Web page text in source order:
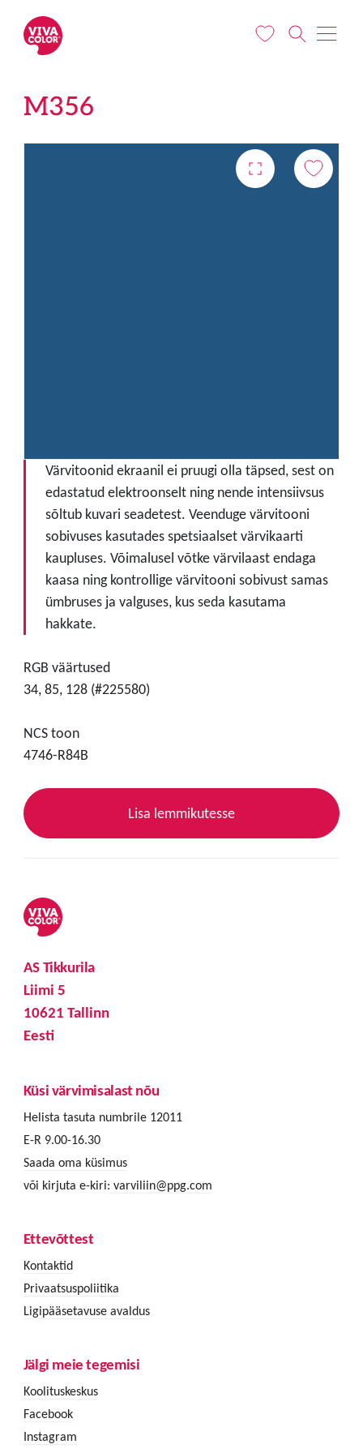
M356
Värvitoonid ekraanil ei pruugi olla täpsed, sest on
edastatud elektroonselt ning nende intensiivsus
sõltub kuvari seadetest. Veenduge värvitooni
sobivuses kasutades spetsiaalset värvikaarti
kaupluses. Võimalusel võtke värvilaast endaga
kaasa ning kontrollige värvitooni sobivust samas
ümbruses ja valguses, kus seda kasutama
hakkate.
RGB väärtused
34, 85, 128 (#225580)
NCS toon
4746-R84B
Lisa lemmikutesse
AS Tikkurila
Liimi 5
10621 Tallinn
Eesti
Küsi värvimisalast nõu
Helista tasuta numbrile 12011
E-R 9.00-16.30
Saada oma küsimus
või kirjuta e-kiri: varviliin@ppg.com
Ettevõttest
Kontaktid
Privaatsuspoliitika
Ligipääsetavuse avaldus
Jälgi meie tegemisi
Koolituskeskus
Facebook
Instagram